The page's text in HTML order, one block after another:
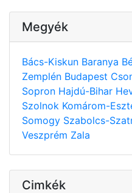
Megyék
Bács-Kiskun Baranya
Zemplén Budapest
Sopron Hajdú-Bihar
Szolnok Komárom-
Somogy Szabolcs-
Veszprém Zala
Cimkék